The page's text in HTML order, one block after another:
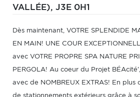
VALLÉE), J3E 0H1
Dès maintenant, VOTRE SPLENDIDE
EN MAIN! UNE COUR
avec VOTRE PROPRE SPA NATURE
PERGOLA! Au coeur du Projet
avec de NOMBREUX EXTRAS! En plus